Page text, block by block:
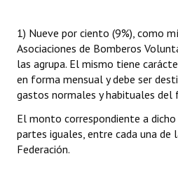
Datos Históricos
Premio al Mérito - Registro
Audiencias Públicas - Registro
Mujeres que Dejaron Huellas -
Periodistas Decanos - Registro
1) Nueve por ciento (9%), como
Asociaciones de Bomberos
las agrupa. El mismo tiene
en forma mensual y debe ser
gastos normales y habituales del
El monto correspondiente a
partes iguales, entre cada una de
Federación.